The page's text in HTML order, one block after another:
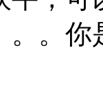
。。